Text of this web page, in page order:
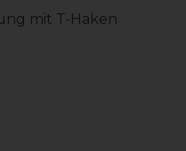
mit T-Haken